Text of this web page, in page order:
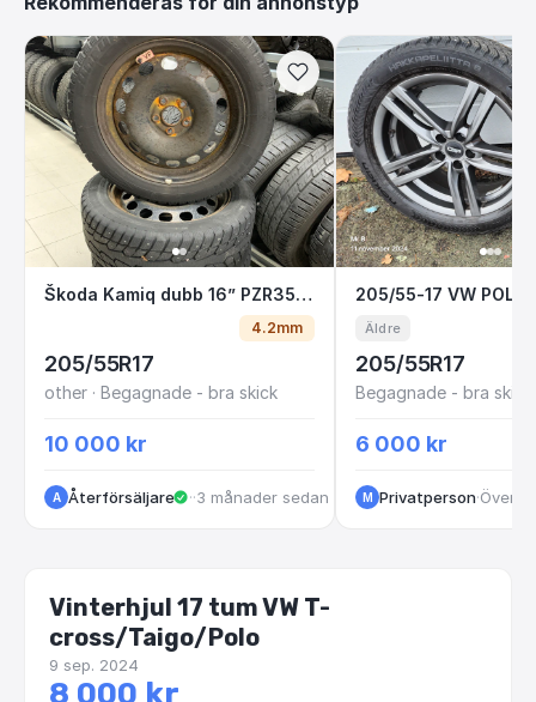
Škoda Kamiq dubb 16” PZR35K K2-6
Škoda Kamiq dubb 16” PZR35K K2-6
4.2mm
205/55R17
other · Begagnade - bra skick
10 000 kr
A Återförsäljare ·Kungälv
·3 månader sedan
205/55-17 VW
Äldre
205/55R17
Begagnade - bra skick
6 000 kr
M Privatperson·Över
Vinterhjul 17 tum VW T-
cross/Taigo/Polo
9 sep. 2024
8 000 kr